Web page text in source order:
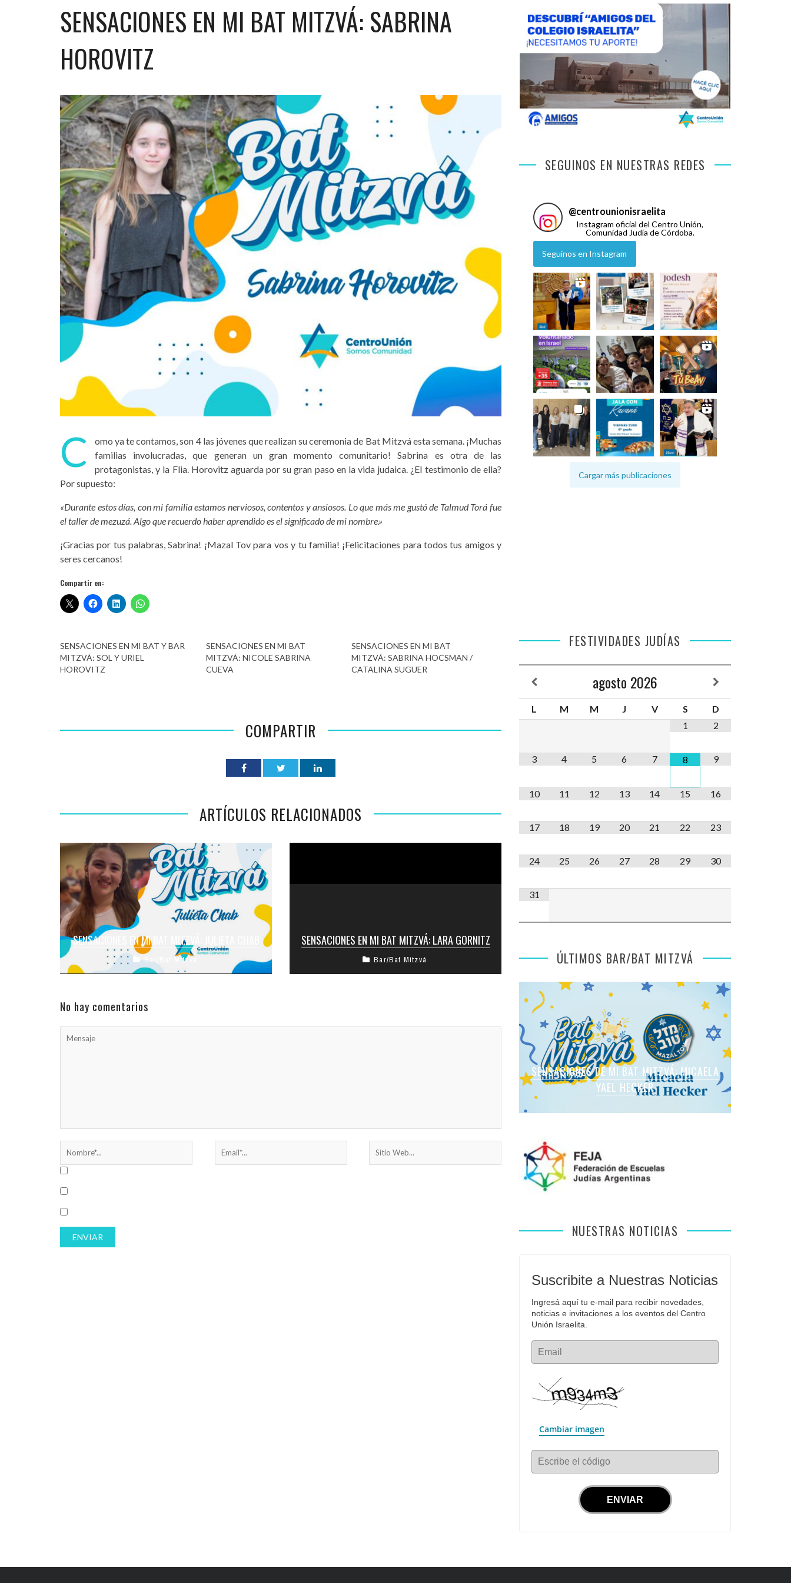
SENSACIONES EN MI BAT MITZVÁ: SABRINA
HOROVITZ
C
omo ya te contamos, son 4 las jóvenes que realizan su ceremonia de Bat Mitzvá esta semana. ¡Muchas
familias involucradas, que generan un gran momento comunitario! Sabrina es otra de las
protagonistas, y la Flia. Horovitz aguarda por su gran paso en la vida judaica. ¿El testimonio de ella?
Por supuesto:
«Durante estos días, con mi familia estamos nerviosos, contentos y ansiosos. Lo que más me gustó de Talmud Torá fue
el taller de mezuzá. Algo que recuerdo haber aprendido es el significado de mi nombre.»
¡Gracias por tus palabras, Sabrina! ¡Mazal Tov para vos y tu familia! ¡Felicitaciones para todos tus amigos y
seres cercanos!
Compartir en:
SENSACIONES EN MI BAT Y BAR
MITZVÁ: SOL Y URIEL
HOROVITZ
SENSACIONES EN MI BAT
MITZVÁ: NICOLE SABRINA
CUEVA
SENSACIONES EN MI BAT
MITZVÁ: SABRINA HOCSMAN /
CATALINA SUGUER
COMPARTIR
ARTÍCULOS RELACIONADOS
SENSACIONES EN MI BAT MITZVÁ: JULIETA CHAB
En los próximos días… ¡Tendremos una nueva
ceremonia de Bat Mitzvá! Será el turno de
Bar/Bat Mitzvá
SENSACIONES EN MI BAT MITZVÁ: LARA GORNITZ
Las dos jalot son uno de los símbolos infaltables
de la mesa del Shabat. La brajá de “Hamotzí”,
Bar/Bat Mitzvá
No hay comentarios
SEGUINOS EN NUESTRAS REDES
@centrounionisraelita
Instagram oficial del Centro Unión,
Comunidad Judía de Córdoba.
Seguinos en Instagram
Cargar más publicaciones
FESTIVIDADES JUDÍAS
agosto 2026
L M M J V S
D
1
2
3 4 5 6 7 8 9
10 11 12 13 14 15 16
17 18 19 20 21 22 23
24 25 26 27 28 29 30
31
ÚLTIMOS BAR/BAT MITZVÁ
SENSACIONES DE MI BAT MITZVÁ: MICAELA
YAEL HECKER
SENSACIONES DE MI BAT MITZVÁ: MARTINA
SOL LEVY
SENSACIONES DE MI BAT MITZVÁ: MICAELA
ROMANO APFELBAUM
SENSACIONES DE MI BAT MITZVÁ: VIOLETA
LIEBMAN
SENSACIONES EN MI BAR MITZVÁ: VITALI
GUIDA
NUESTRAS NOTICIAS
Suscribite a Nuestras Noticias
Ingresá aquí tu e-mail para recibir novedades,
noticias e invitaciones a los eventos del Centro
Unión Israelita.
Email
Cambiar imagen
Escribe el código